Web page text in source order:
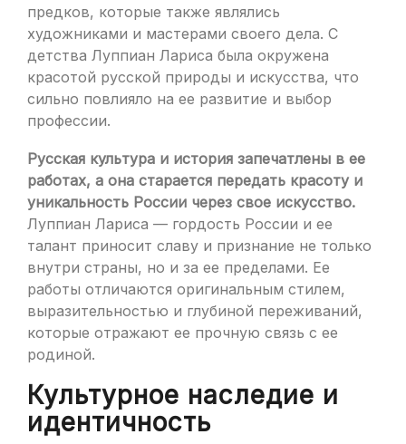
предков, которые также являлись
художниками и мастерами своего дела. С
детства Луппиан Лариса была окружена
красотой русской природы и искусства, что
сильно повлияло на ее развитие и выбор
профессии.
Русская культура и история запечатлены в ее
работах, а она старается передать красоту и
уникальность России через свое искусство.
Луппиан Лариса — гордость России и ее
талант приносит славу и признание не только
внутри страны, но и за ее пределами. Ее
работы отличаются оригинальным стилем,
выразительностью и глубиной переживаний,
которые отражают ее прочную связь с ее
родиной.
Культурное наследие и
идентичность